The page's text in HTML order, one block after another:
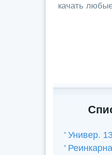
качать
Универ.